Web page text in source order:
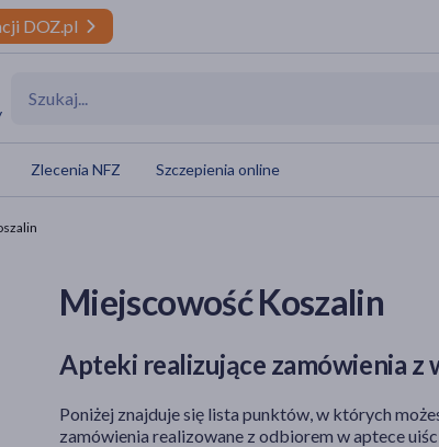
DOZ.pl
Zlecenia NFZ Szczepienia online
Miejscowość Koszalin
Apteki realizujące zamówienia z
Poniżej znajduje się lista punktów, w których
zamówienia realizowane z odbiorem w aptece